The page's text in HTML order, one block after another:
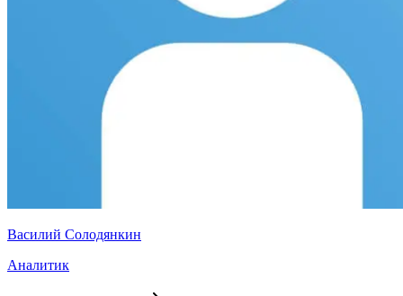
Василий Солодянкин
Аналитик